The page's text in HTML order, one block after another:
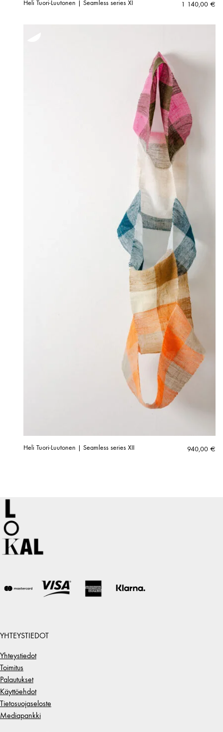
Heli Tuori-Luutonen | Seamless series XI 1 140,00 €
Heli Tuori-Luutonen | Seamless series XII 940,00 €
YHTEYSTIEDOT
Yhteystiedot
Toimitus
Palautukset
Käyttöehdot
Tietosuojaseloste
Mediapankki